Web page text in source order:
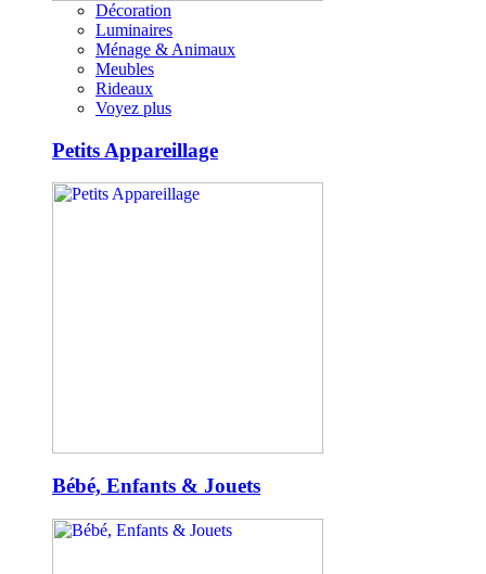
Décoration
Luminaires
Ménage & Animaux
Meubles
Rideaux
Voyez plus
Petits Appareillage
Bébé, Enfants & Jouets